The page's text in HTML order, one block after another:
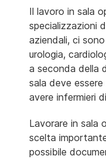
Il lavoro in sala
specializzazioni
aziendali, ci
urologia,
a seconda della
sala deve
avere infermieri
Lavorare in sala
scelta
possibile